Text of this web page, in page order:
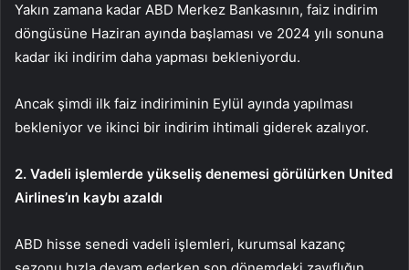
Yakın zamana kadar ABD Merkez Bankasının, faiz indirim
döngüsüne Haziran ayında başlaması ve 2024 yılı sonuna
kadar iki indirim daha yapması bekleniyordu.
Ancak şimdi ilk faiz indiriminin Eylül ayında yapılması
bekleniyor ve ikinci bir indirim ihtimali giderek azalıyor.
2. Vadeli işlemlerde yükseliş denemesi görülürken United
Airlines’ın kaybı azaldı
ABD hisse senedi vadeli işlemleri, kurumsal kazanç